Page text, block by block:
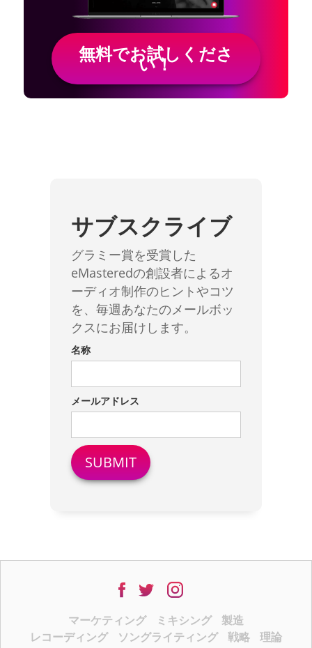
無料でお試しくださ
い！
サブスクライブ
グラミー賞を受賞した
eMasteredの創設者によるオ
ーディオ制作のヒントやコツ
を、毎週あなたのメールボッ
クスにお届けします。
名称
メールアドレス
マーケティング ミキシング
製造
レコーディング
ソングライティング 戦略
理論